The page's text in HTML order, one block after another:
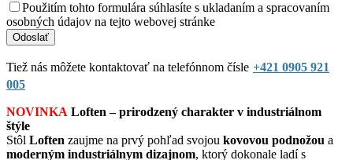
Použitím tohto formulára súhlasíte s ukladaním a spracovaním
osobných údajov na tejto webovej stránke
Tiež nás môžete kontaktovať na telefónnom čísle +421 0905 921
005
NOVINKA Loften – prirodzený charakter v industriálnom
štýle
Stôl Loften zaujme na prvý pohľad svojou kovovou podnožou a
moderným industriálnym dizajnom, ktorý dokonale ladí s